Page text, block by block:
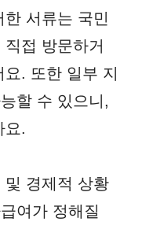
서류는 국민
접 방문하거
. 또한 일부 지
할 수 있으니,
요.
및 경제적 상황
여가 정해질